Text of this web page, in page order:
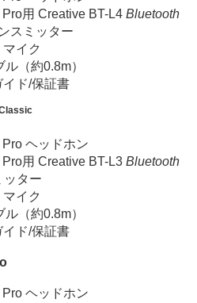
用 Creative BT-L4 Bluetooth
スミッター
イク
（約0.8m）
イド/保証書
ヘッドホン
用 Creative BT-L3 Bluetooth
ッター
イク
（約0.8m）
イド/保証書
ヘッドホン